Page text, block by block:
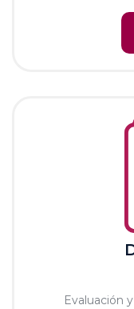
Evaluación